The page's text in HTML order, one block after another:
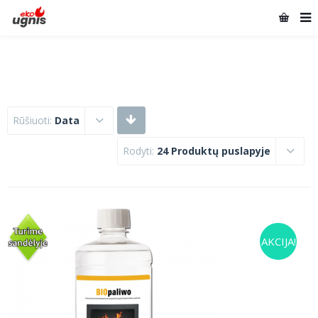
Rūšiuoti: Data
Rodyti: 24 Produktų puslapyje
AKCIJA!